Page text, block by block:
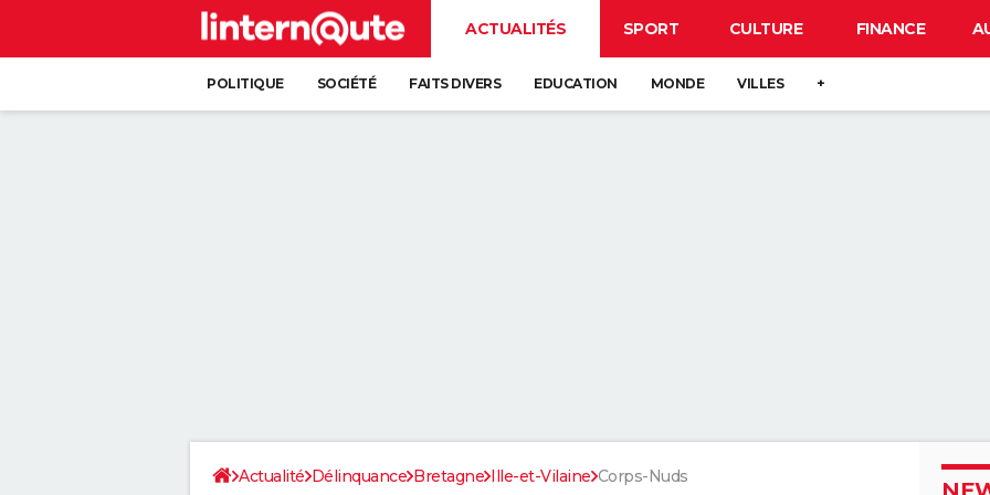
ACTUALITÉS SPORT CULTURE FINANCE
POLITIQUE SOCIÉTÉ FAITS DIVERS EDUCATION MONDE VILLES +
Actualité Délinquance Bretagne Ille-et-Vilaine Corps-Nuds